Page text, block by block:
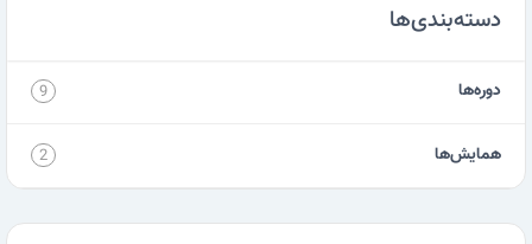
دسته‌بندی‌ها
دوره‌ها 9
همایش‌ها 2